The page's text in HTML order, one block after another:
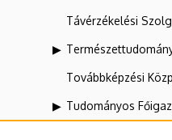
Távérzékelési
Továbbképzési
Tudományos